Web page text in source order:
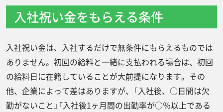
入社祝い金をもらえる条件
入社祝い金は、入社するだけで無条件にもらえるものでは
ありません。初回の給料と一緒に支払われる場合は、初回
の給料日に在籍していることが大前提になります。その
他、企業によって差はありますが、「入社後、○日間は欠
勤がないこと」「入社後1ヶ月間の出勤率が○％以上である